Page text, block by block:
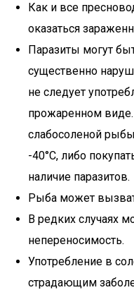
Как и все
оказаться
Паразиты могут
существенно
не следует
прожаренном
слабосоленой
-40°C, либо
наличие паразитов.
Рыба может
В редких случаях
непереносимость.
Употребление в
страдающим